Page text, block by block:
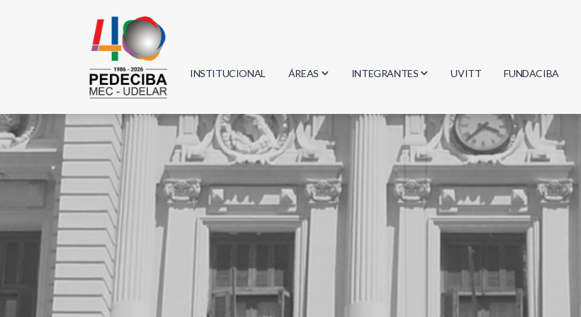
INSTITUCIONAL ÁREAS
Biología
Física
Geociencias
Informática
Matemática
Química
INTEGRANTES
Investigadores
Estudiantes
Egresados
UVITT FUNDACIBA